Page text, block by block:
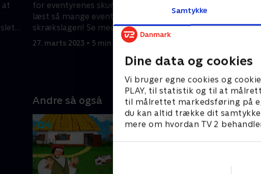
Samtykke
Dine data og cookies
Vi bruger egne cookies og
PLAY, til statistik og til at
til målrettet markedsføring på
du kan altid trække dit samtykke
mere om hvordan TV 2
at
for eventyrenes skurke. Han havde
læst så mange eventyr, at han var
skrækslagen! Se med her, hvordan
han overvandt sin frygt!.
27. marts 2023 • 5 min
Hun tog noget ler
havregrød, men
Andre så også